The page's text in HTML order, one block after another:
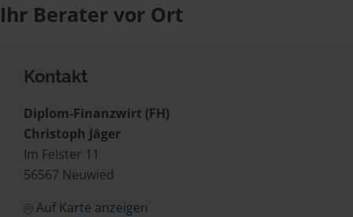
Ihr Berater vor Ort
Kontakt
Diplom-Finanzwirt (FH)
Christoph Jäger
Im Felster 11
56567 Neuwied
Auf Karte anzeigen